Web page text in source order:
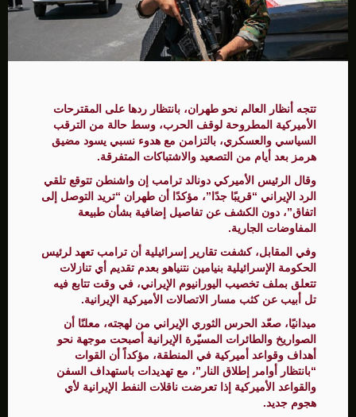
تتجه أنظار العالم نحو طهران، بانتظار ردها على المقترحات
الأميركية المطروحة لوقف الحرب، وسط حالة من الترقب
السياسي والعسكري، بالتزامن مع هدوء نسبي يسود مضيق
هرمز بعد أيام من التصعيد والاشتباكات المتفرقة.
وقال الرئيس الأميركي دونالد ترامب إن واشنطن تتوقع تلقي
الرد الإيراني “قريبًا جدًا”، مؤكدًا أن طهران “تريد التوصل إلى
اتفاق”، دون الكشف عن تفاصيل إضافية بشأن طبيعة
المفاوضات الجارية.
وفي المقابل، كشفت تقارير إسرائيلية أن ترامب تعهد لرئيس
الحكومة الإسرائيلية بنيامين نتنياهو بعدم تقديم أي تنازلات
تتعلق بملف تخصيب اليورانيوم الإيراني، في وقت تتابع فيه
تل أبيب عن كثب مسار الاتصالات الأميركية الإيرانية.
ميدانيًا، صعّد الحرس الثوري الإيراني من لهجته، معلنًا أن
الصواريخ والطائرات المسيّرة الإيرانية أصبحت موجهة نحو
أهداف وقواعد أميركية في المنطقة، مؤكداً أن القوات
“بانتظار أوامر إطلاق النار”، مع تهديدات باستهداف السفن
والقواعد الأميركية إذا تعرضت ناقلات النفط الإيرانية لأي
هجوم جديد.